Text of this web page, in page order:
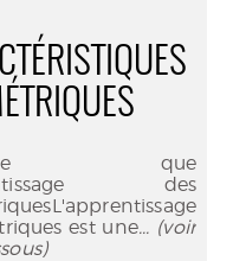
ce que
des
est une... (voir